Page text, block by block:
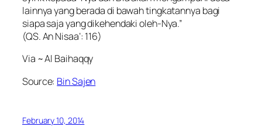
lainnya yang berada di bawah tingkatannya bagi
siapa saja yang dikehendaki oleh-Nya.”
(QS. An Nisaa’: 116)
Via ~ Al Baihaqqy
Source: Bin Sajen
February 10, 2014